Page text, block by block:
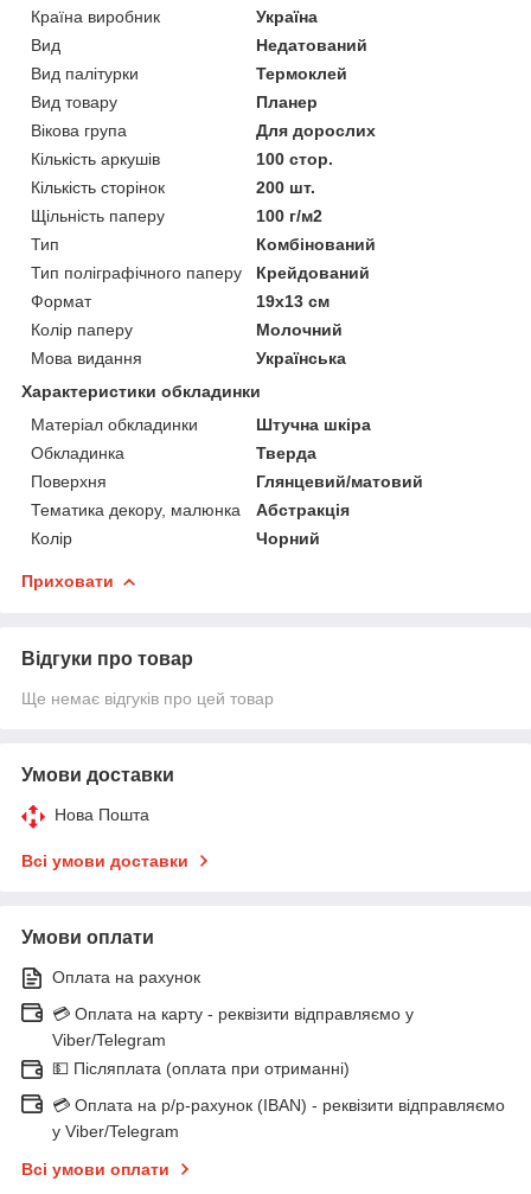
Країна виробник
Україна
Вид
Недатований
Вид палітурки
Термоклей
Вид товару
Планер
Вікова група
Для дорослих
Кількість аркушів
100 стор.
Кількість сторінок
200 шт.
Щільність паперу
100 г/м2
Тип
Комбінований
Тип поліграфічного паперу
Крейдований
Формат
19х13 см
Колір паперу
Молочний
Мова видання
Українська
Характеристики обкладинки
Матеріал обкладинки
Штучна шкіра
Обкладинка
Тверда
Поверхня
Глянцевий/матовий
Тематика декору, малюнка
Абстракція
Колір
Чорний
Приховати
Відгуки про товар
Ще немає відгуків про цей товар
Умови доставки
Нова Пошта
Всі умови доставки
Умови оплати
Оплата на рахунок
💳 Оплата на карту - реквізити відправляємо у
Viber/Telegram
💵 Післяплата (оплата при отриманні)
💳 Оплата на р/р-рахунок (IBAN) - реквізити відправляємо
у Viber/Telegram
Всі умови оплати